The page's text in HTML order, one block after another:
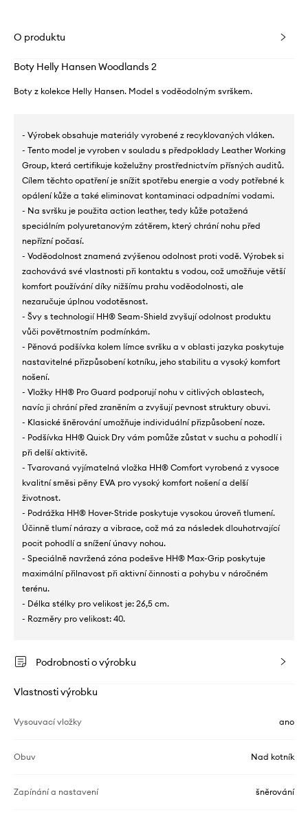
O produktu
Boty Helly Hansen Woodlands 2
Boty z kolekce Helly Hansen. Model s voděodolným svrškem.
- Výrobek obsahuje materiály vyrobené z recyklovaných vláken.
- Tento model je vyroben v souladu s předpoklady Leather Working
Group, která certifikuje koželužny prostřednictvím přísných auditů.
Cílem těchto opatření je snížit spotřebu energie a vody potřebné k
opálení kůže a také eliminovat kontaminaci odpadními vodami.
- Na svršku je použita action leather, tedy kůže potažená
speciálním polyuretanovým zátěrem, který chrání nohu před
nepřízní počasí.
- Voděodolnost znamená zvýšenou odolnost proti vodě. Výrobek si
zachovává své vlastnosti při kontaktu s vodou, což umožňuje větší
komfort používání díky nižšímu prahu voděodolnosti, ale
nezaručuje úplnou vodotěsnost.
- Švy s technologií HH® Seam-Shield zvyšují odolnost produktu
vůči povětrnostním podmínkám.
- Pěnová podšívka kolem límce svršku a v oblasti jazyka poskytuje
nastavitelné přizpůsobení kotníku, jeho stabilitu a vysoký komfort
nošení.
- Vložky HH® Pro Guard podporují nohu v citlivých oblastech,
navíc ji chrání před zraněním a zvyšují pevnost struktury obuvi.
- Klasické šněrování umožňuje individuální přizpůsobení noze.
- Podšívka HH® Quick Dry vám pomůže zůstat v suchu a pohodlí i
při delší aktivitě.
- Tvarovaná vyjímatelná vložka HH® Comfort vyrobená z vysoce
kvalitní směsi pěny EVA pro vysoký komfort nošení a delší
životnost.
- Podrážka HH® Hover-Stride poskytuje vysokou úroveň tlumení.
Účinně tlumí nárazy a vibrace, což má za následek dlouhotrvající
pocit pohodlí a snížení únavy nohou.
- Speciálně navržená zóna podešve HH® Max-Grip poskytuje
maximální přilnavost při aktivní činnosti a pohybu v náročném
terénu.
- Délka stélky pro velikost je: 26,5 cm.
- Rozměry pro velikost: 40.
Podrobnosti o výrobku
Vlastnosti výrobku
Vysouvací vložky ano
Obuv Nad kotník
Zapínání a nastavení šněrování